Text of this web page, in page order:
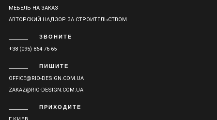
МЕБЕЛЬ НА ЗАКАЗ
АВТОРСКИЙ НАДЗОР ЗА СТРОИТЕЛЬСТВОМ
ЗВОНИТЕ
+38 (095) 864 76 65
ПИШИТЕ
OFFICE@RIO-DESIGN.COM.UA
ZAKAZ@RIO-DESIGN.COM.UA
ПРИХОДИТЕ